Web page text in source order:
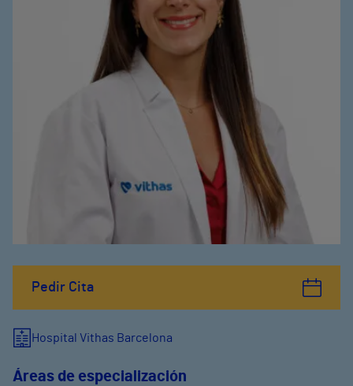
Pedir Cita
Hospital Vithas Barcelona
Áreas de especialización